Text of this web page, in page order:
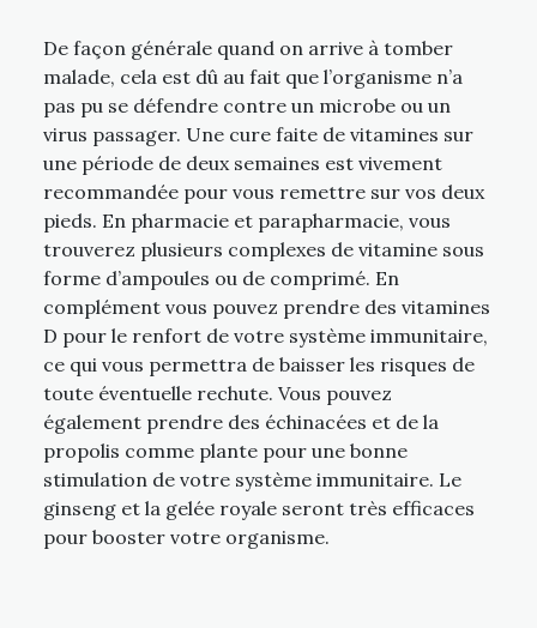
De façon générale quand on arrive à tomber
malade, cela est dû au fait que l’organisme n’a
pas pu se défendre contre un microbe ou un
virus passager. Une cure faite de vitamines sur
une période de deux semaines est vivement
recommandée pour vous remettre sur vos deux
pieds. En pharmacie et parapharmacie, vous
trouverez plusieurs complexes de vitamine sous
forme d’ampoules ou de comprimé. En
complément vous pouvez prendre des vitamines
D pour le renfort de votre système immunitaire,
ce qui vous permettra de baisser les risques de
toute éventuelle rechute. Vous pouvez
également prendre des échinacées et de la
propolis comme plante pour une bonne
stimulation de votre système immunitaire. Le
ginseng et la gelée royale seront très efficaces
pour booster votre organisme.